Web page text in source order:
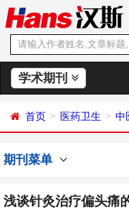
学术期刊
首页 医药卫生 中
期刊菜单
浅谈针灸治疗偏头痛